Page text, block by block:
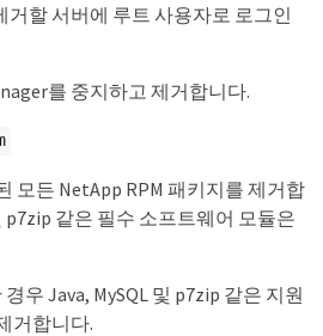
거할 서버에 루트 사용자로 로그인
를 중지하고 제거합니다.
모든 NetApp RPM 패키지를 제거합
p7zip 같은 필수 소프트웨어 모듈은
우 Java, MySQL 및 p7zip 같은 지원
거합니다.